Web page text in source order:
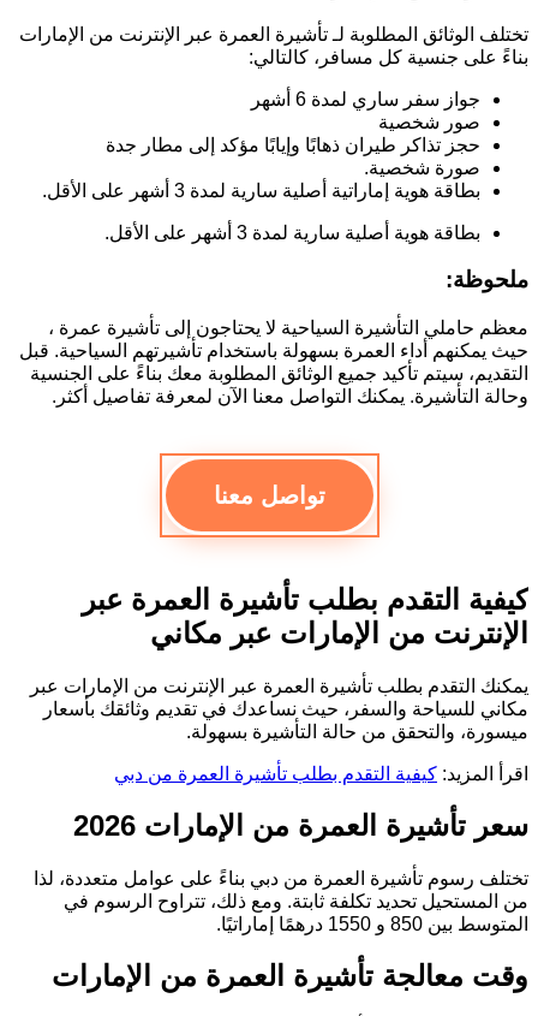
تختلف الوثائق المطلوبة لـ تأشيرة العمرة عبر الإنترنت من الإمارات
بناءً على جنسية كل مسافر، كالتالي:
جواز سفر ساري لمدة 6 أشهر
صور شخصية
حجز تذاكر طيران ذهابًا وإيابًا مؤكد إلى مطار جدة
صورة شخصية.
بطاقة هوية إماراتية أصلية سارية لمدة 3 أشهر على الأقل.
بطاقة هوية أصلية سارية لمدة 3 أشهر على الأقل.
ملحوظة:
معظم حاملي التأشيرة السياحية لا يحتاجون إلى تأشيرة عمرة ،
حيث يمكنهم أداء العمرة بسهولة باستخدام تأشيرتهم السياحية. قبل
التقديم، سيتم تأكيد جميع الوثائق المطلوبة معك بناءً على الجنسية
وحالة التأشيرة. يمكنك التواصل معنا الآن لمعرفة تفاصيل أكثر.
تواصل معنا
كيفية التقدم بطلب تأشيرة العمرة عبر
الإنترنت من الإمارات عبر مكاني
يمكنك التقدم بطلب تأشيرة العمرة عبر الإنترنت من الإمارات عبر
مكاني للسياحة والسفر، حيث نساعدك في تقديم وثائقك بأسعار
ميسورة، والتحقق من حالة التأشيرة بسهولة.
اقرأ المزيد: كيفية التقدم بطلب تأشيرة العمرة من دبي
سعر تأشيرة العمرة من الإمارات 2026
تختلف رسوم تأشيرة العمرة من دبي بناءً على عوامل متعددة، لذا
من المستحيل تحديد تكلفة ثابتة. ومع ذلك، تتراوح الرسوم في
المتوسط بين 850 و 1550 درهمًا إماراتيًا.
وقت معالجة تأشيرة العمرة من الإمارات